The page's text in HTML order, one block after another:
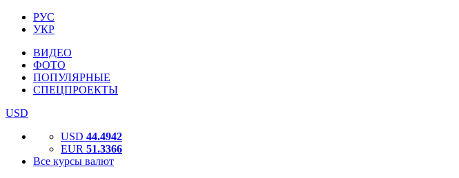
РУС
УКР
ВИДЕО
ФОТО
ПОПУЛЯРНЫЕ
СПЕЦПРОЕКТЫ
USD
USD 44.4942
EUR 51.3366
Все курсы валют